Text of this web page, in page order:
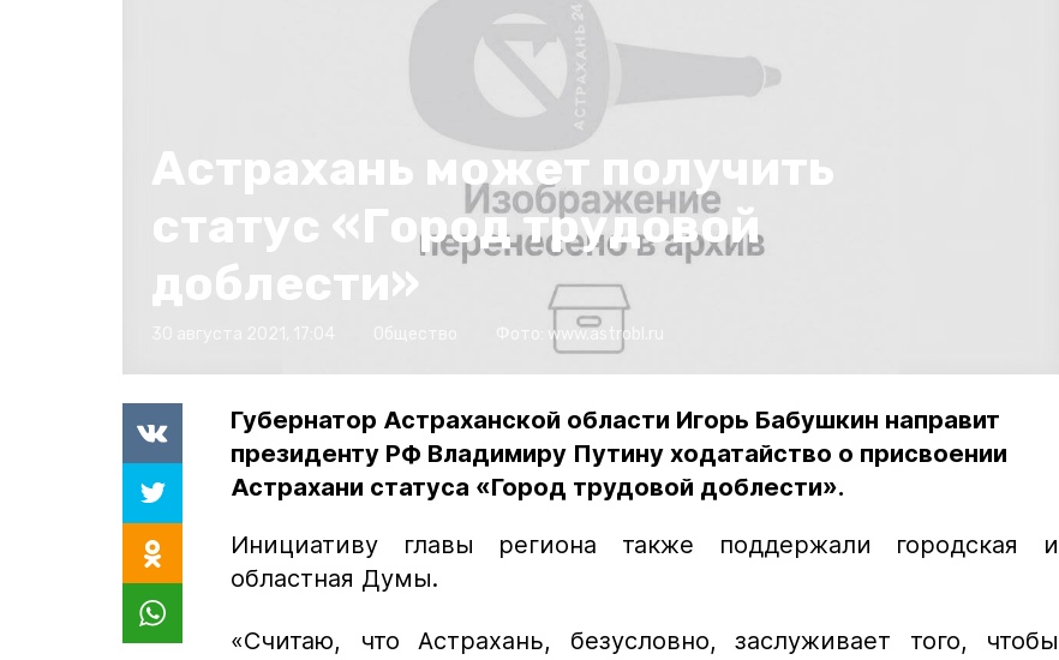
Астрахань может получить
статус «Город трудовой
доблести»
www.astrobl.ru
Губернатор Астраханской области Игорь Бабушкин направит
президенту РФ Владимиру Путину ходатайство о присвоении
Астрахани статуса «Город трудовой доблести».
Инициативу главы региона также поддержали городская и
областная Думы.
«Считаю, что Астрахань, безусловно, заслуживает того, чтобы